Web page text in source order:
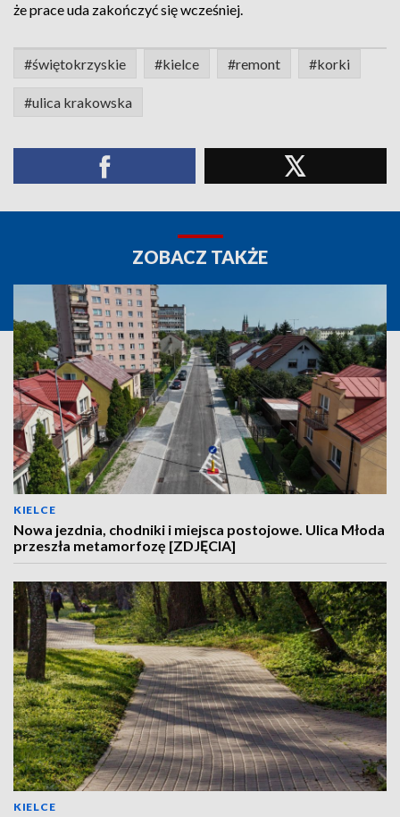
że prace uda zakończyć się wcześniej.
#świętokrzyskie #kielce #remont #korki
#ulica krakowska
ZOBACZ TAKŻE
KIELCE
Nowa jezdnia, chodniki i miejsca postojowe. Ulica Młoda
przeszła metamorfozę [ZDJĘCIA]
KIELCE